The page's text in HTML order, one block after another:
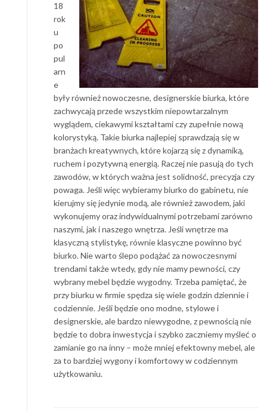
18
rok
u
po
pul
arn
e
były również nowoczesne, designerskie biurka, które
zachwycają przede wszystkim niepowtarzalnym
wyglądem, ciekawymi kształtami czy zupełnie nową
kolorystyką. Takie biurka najlepiej sprawdzają się w
branżach kreatywnych, które kojarzą się z dynamiką,
ruchem i pozytywną energią. Raczej nie pasują do tych
zawodów, w których ważna jest solidność, precyzja czy
powaga. Jeśli więc wybieramy biurko do gabinetu, nie
kierujmy się jedynie modą, ale również zawodem, jaki
wykonujemy oraz indywidualnymi potrzebami zarówno
naszymi, jak i naszego wnętrza. Jeśli wnętrze ma
klasyczną stylistykę, równie klasyczne powinno być
biurko. Nie warto ślepo podążać za nowoczesnymi
trendami także wtedy, gdy nie mamy pewności, czy
wybrany mebel będzie wygodny. Trzeba pamiętać, że
przy biurku w firmie spędza się wiele godzin dziennie i
codziennie. Jeśli będzie ono modne, stylowe i
designerskie, ale bardzo niewygodne, z pewnością nie
będzie to dobra inwestycja i szybko zaczniemy myśleć o
zamianie go na inny – może mniej efektowny mebel, ale
za to bardziej wygony i komfortowy w codziennym
użytkowaniu.